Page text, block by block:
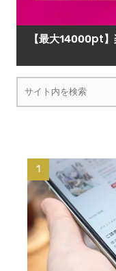
【最大14000pt